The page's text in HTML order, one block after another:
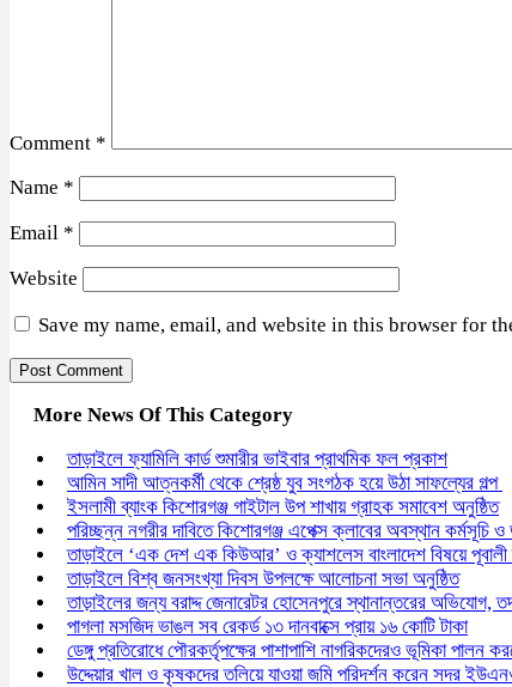
Comment *
Name *
Email *
Website
Save my name, email, and website in this browser for
More News Of This Category
তাড়াইলে ফ্যামিলি কার্ড শুমারীর ভাইবার প্রাথমিক ফল প্রকাশ
আমিন সাদী আত্নকর্মী থেকে শ্রেষ্ঠ যুব সংগঠক হয়ে উঠা সাফল্যের গল্প
ইসলামী ব্যাংক কিশোরগঞ্জ গাইটাল উপ শাখায় গ্রাহক সমাবেশ অনুষ্ঠিত
পরিচ্ছন্ন নগরীর দাবিতে কিশোরগঞ্জ এপেক্স ক্লাবের অবস্থান কর্মসূচি ও
তাড়াইলে ‘এক দেশ এক কিউআর’ ও ক্যাশলেস বাংলাদেশ বিষয়ে পূবালী
তাড়াইলে বিশ্ব জনসংখ্যা দিবস উপলক্ষে আলোচনা সভা অনুষ্ঠিত
তাড়াইলের জন্য বরাদ্দ জেনারেটর হোসেনপুরে স্থানান্তরের
পাগলা মসজিদ ভাঙল সব রেকর্ড ১৩ দানবাক্সে প্রায় ১৬ কোটি টাকা
ডেঙ্গু প্রতিরোধে পৌরকর্তৃপক্ষের পাশাপাশি নাগরিকদেরও ভূমিকা পালন
উদ্দেয়ার খাল ও কৃষকদের তলিয়ে যাওয়া জমি পরিদর্শন করেন সদর